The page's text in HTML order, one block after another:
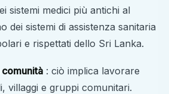
sistemi medici più antichi al
dei sistemi di assistenza sanitaria
e rispettati dello Sri Lanka.
: ciò implica lavorare
villaggi e gruppi comunitari.